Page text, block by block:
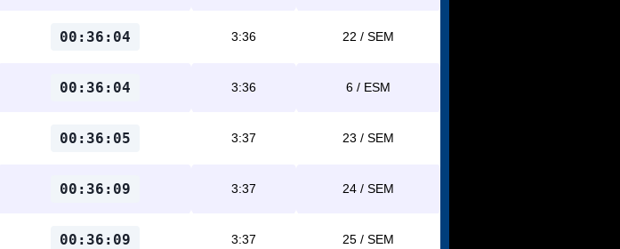
00:36:04 3:36 22 / SEM
00:36:04 3:36 6 / ESM
00:36:05 3:37 23 / SEM
00:36:09 3:37 24 / SEM
00:36:09 3:37 25 / SEM